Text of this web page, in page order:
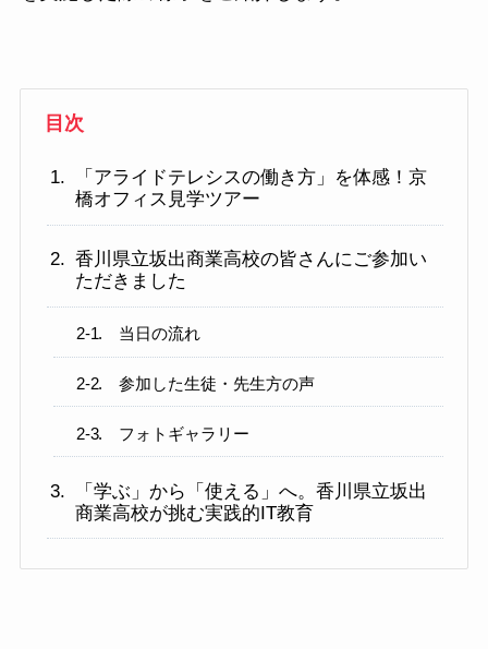
目次
「アライドテレシスの働き方」を体感！京
橋オフィス見学ツアー
香川県立坂出商業高校の皆さんにご参加い
ただきました
当日の流れ
参加した生徒・先生方の声
フォトギャラリー
「学ぶ」から「使える」へ。香川県立坂出
商業高校が挑む実践的IT教育